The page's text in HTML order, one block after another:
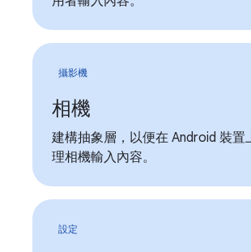
攝影機
相機
建構抽象層，以便在 Android 裝置
理相機輸入內容。
設定